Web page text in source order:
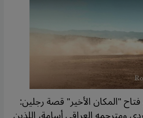
"المكان الأخير" قصة رجلين: